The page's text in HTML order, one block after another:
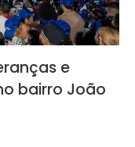
e
bairro João